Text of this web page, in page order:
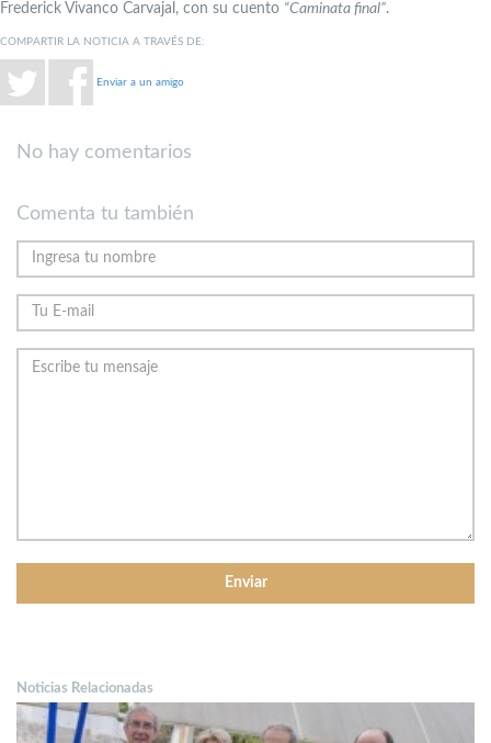
Frederick Vivanco Carvajal, con su cuento “Caminata final”.
COMPARTIR LA NOTICIA A TRAVÉS DE:
Enviar a un amigo
No hay comentarios
Comenta tu también
Noticias Relacionadas